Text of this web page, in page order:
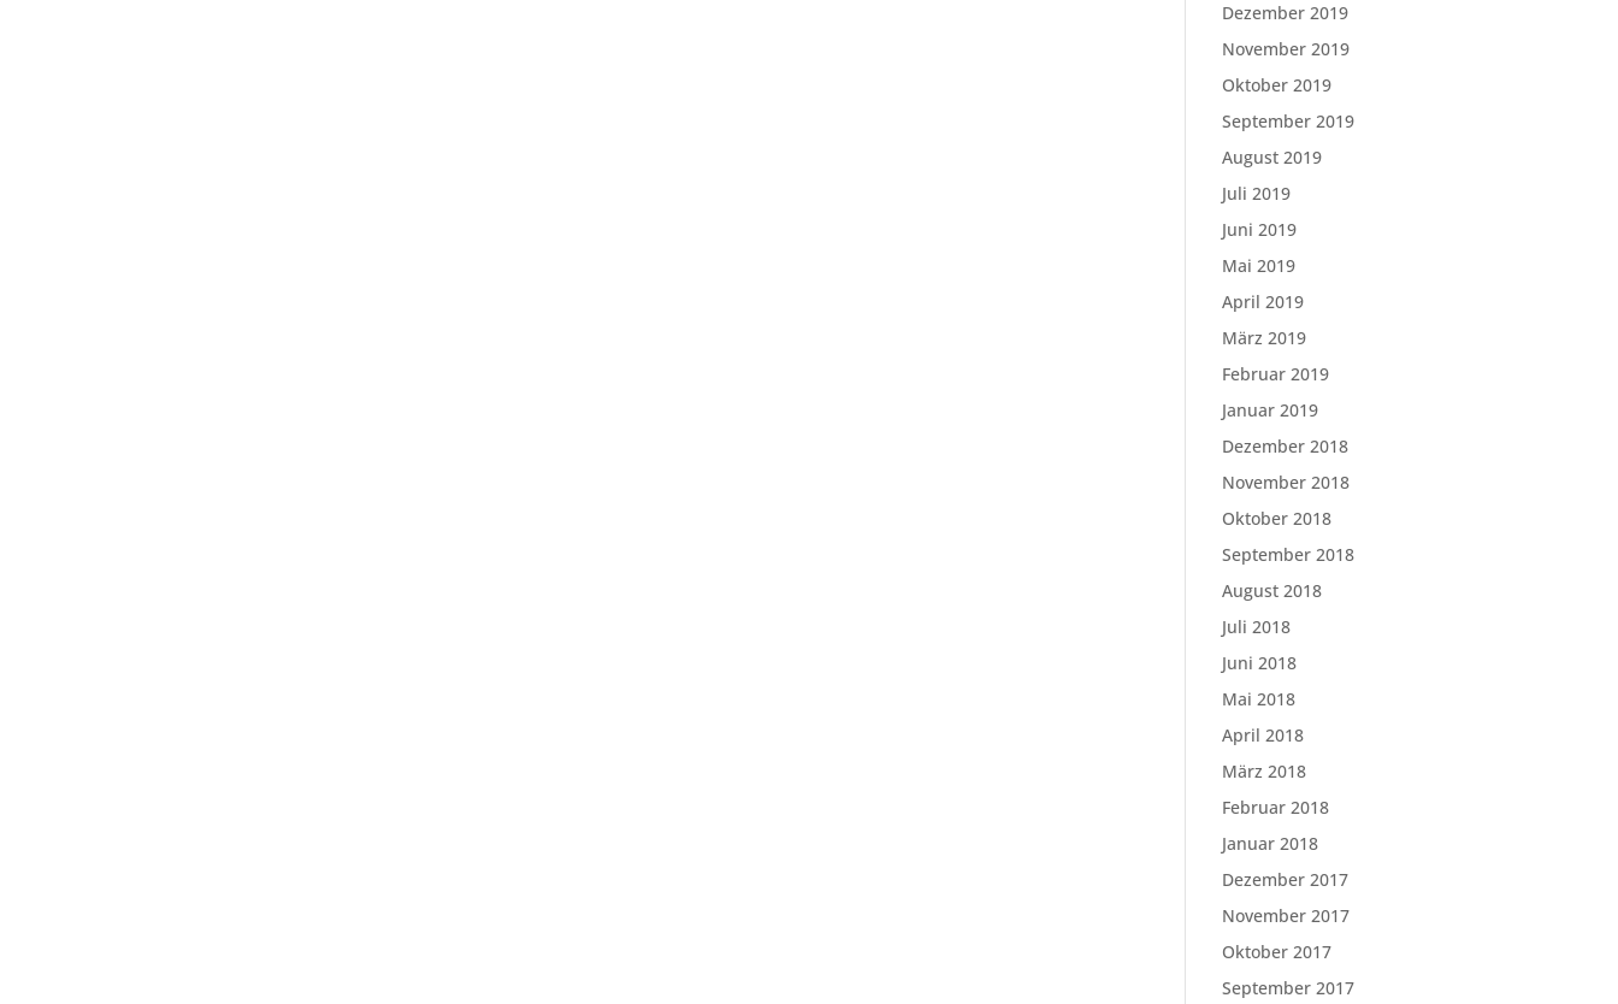
Dezember 2019
November 2019
Oktober 2019
September 2019
August 2019
Juli 2019
Juni 2019
Mai 2019
April 2019
März 2019
Februar 2019
Januar 2019
Dezember 2018
November 2018
Oktober 2018
September 2018
August 2018
Juli 2018
Juni 2018
Mai 2018
April 2018
März 2018
Februar 2018
Januar 2018
Dezember 2017
November 2017
Oktober 2017
September 2017